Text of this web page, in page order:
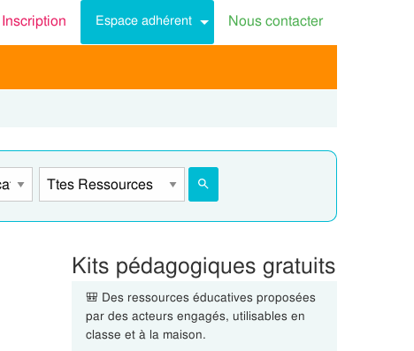
Inscription Espace adhérent Nous contacter
Kits pédagogiques gratuits
🎒 Des ressources éducatives proposées
par des acteurs engagés, utilisables en
classe et à la maison.